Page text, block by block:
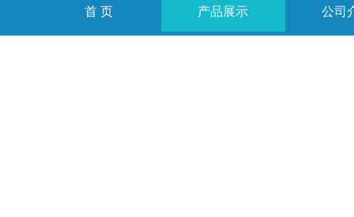
首 页 产品展示 公司